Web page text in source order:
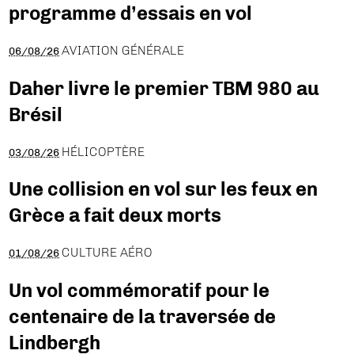
programme d’essais en vol
06/08/26 AVIATION GÉNÉRALE
Daher livre le premier TBM 980 au
Brésil
03/08/26 HÉLICOPTÈRE
Une collision en vol sur les feux en
Grèce a fait deux morts
01/08/26 CULTURE AÉRO
Un vol commémoratif pour le
centenaire de la traversée de
Lindbergh